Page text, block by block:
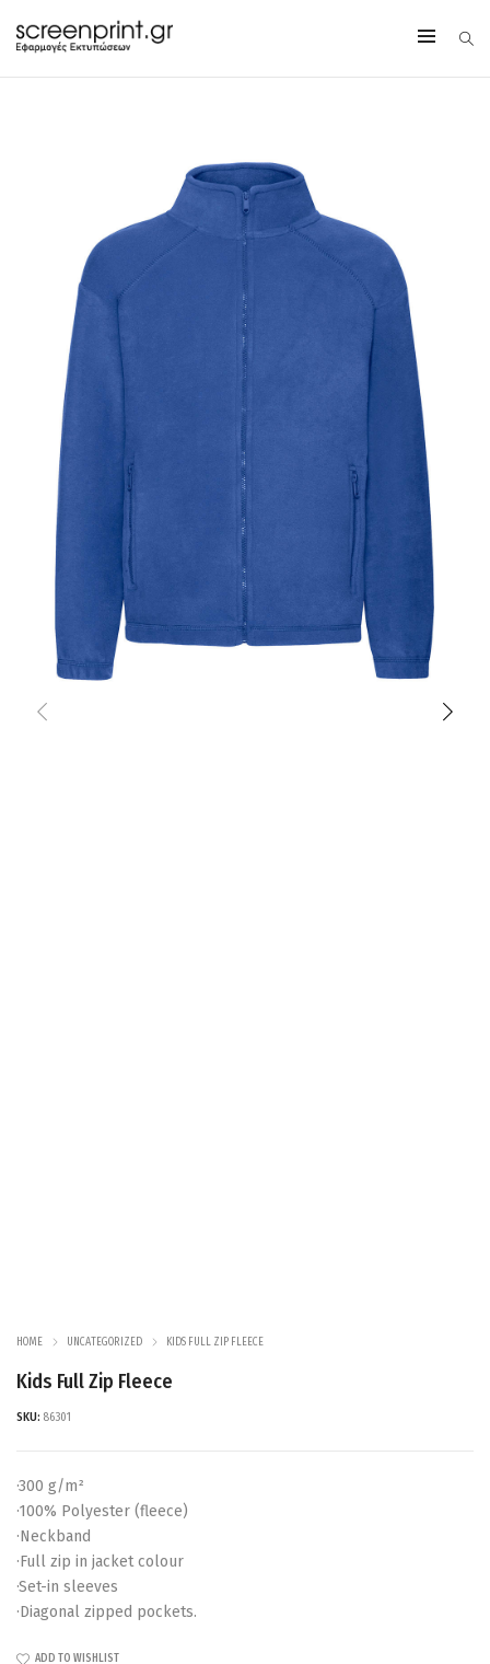
HOME UNCATEGORIZED KIDS FULL ZIP FLEECE
Kids Full Zip Fleece
SKU: 86301
·300 g/m²
·100% Polyester (fleece)
·Neckband
·Full zip in jacket colour
·Set-in sleeves
·Diagonal zipped pockets.
ADD TO WISHLIST